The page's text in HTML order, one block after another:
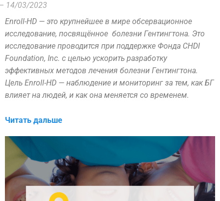
14/03/2023
Enroll-HD — это крупнейшее в мире обсервационное
исследование, посвящённое болезни Гентингтона. Это
исследование проводится при поддержке Фонда CHDI
Foundation, Inc. с целью ускорить разработку
эффективных методов лечения болезни Гентингтона.
Цель Enroll-HD — наблюдение и мониторинг за тем, как БГ
влияет на людей, и как она меняется со временем.
Читать дальше